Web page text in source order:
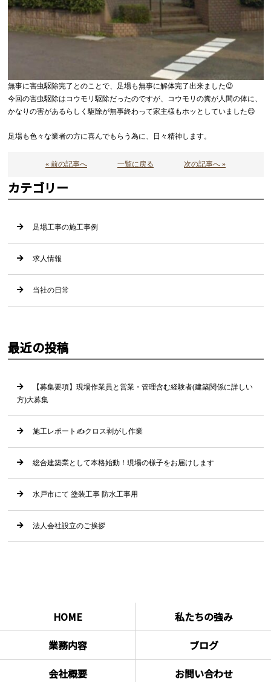
無事に害虫駆除完了とのことで、足場も無事に解体完了出来ました😉
今回の害虫駆除はコウモリ駆除だったのですが、コウモリの糞が人間の体に、
かなりの害があるらしく駆除が無事終わって家主様もホッとしていました😊
足場も色々な業者の方に喜んでもらう為に、日々精神します。
« 前の記事へ 一覧に戻る 次の記事へ »
カテゴリー
足場工事の施工事例
求人情報
当社の日常
最近の投稿
【募集要項】現場作業員と営業・管理含む経験者(建築関係に詳しい
方)大募集
施工レポート✍クロス剥がし作業
総合建築業として本格始動！現場の様子をお届けします
水戸市にて 塗装工事 防水工事用
法人会社設立のご挨拶
HOME
私たちの強み
業務内容
ブログ
会社概要
お問い合わせ